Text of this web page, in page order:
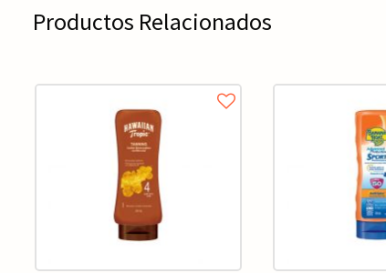
Productos Relacionados